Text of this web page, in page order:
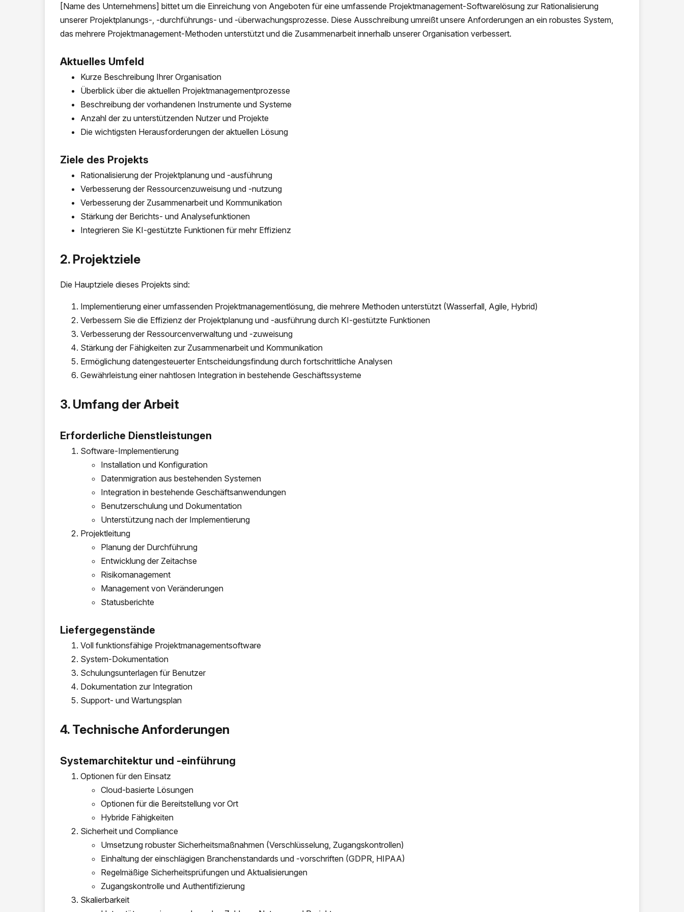
[Name des Unternehmens] bittet um die Einreichung von Angeboten für eine umfassende Projektmanagement-Softwarelösung zur Rationalisierung
unserer Projektplanungs-, -durchführungs- und -überwachungsprozesse. Diese Ausschreibung umreißt unsere Anforderungen an ein robustes System,
das mehrere Projektmanagement-Methoden unterstützt und die Zusammenarbeit innerhalb unserer Organisation verbessert.
Aktuelles Umfeld
Kurze Beschreibung Ihrer Organisation
Überblick über die aktuellen Projektmanagementprozesse
Beschreibung der vorhandenen Instrumente und Systeme
Anzahl der zu unterstützenden Nutzer und Projekte
Die wichtigsten Herausforderungen der aktuellen Lösung
Ziele des Projekts
Rationalisierung der Projektplanung und -ausführung
Verbesserung der Ressourcenzuweisung und -nutzung
Verbesserung der Zusammenarbeit und Kommunikation
Stärkung der Berichts- und Analysefunktionen
Integrieren Sie KI-gestützte Funktionen für mehr Effizienz
2. Projektziele
Die Hauptziele dieses Projekts sind:
Implementierung einer umfassenden Projektmanagementlösung, die mehrere Methoden unterstützt (Wasserfall, Agile, Hybrid)
Verbessern Sie die Effizienz der Projektplanung und -ausführung durch KI-gestützte Funktionen
Verbesserung der Ressourcenverwaltung und -zuweisung
Stärkung der Fähigkeiten zur Zusammenarbeit und Kommunikation
Ermöglichung datengesteuerter Entscheidungsfindung durch fortschrittliche Analysen
Gewährleistung einer nahtlosen Integration in bestehende Geschäftssysteme
3. Umfang der Arbeit
Erforderliche Dienstleistungen
Software-Implementierung
Installation und Konfiguration
Datenmigration aus bestehenden Systemen
Integration in bestehende Geschäftsanwendungen
Benutzerschulung und Dokumentation
Unterstützung nach der Implementierung
Projektleitung
Planung der Durchführung
Entwicklung der Zeitachse
Risikomanagement
Management von Veränderungen
Statusberichte
Liefergegenstände
Voll funktionsfähige Projektmanagementsoftware
System-Dokumentation
Schulungsunterlagen für Benutzer
Dokumentation zur Integration
Support- und Wartungsplan
4. Technische Anforderungen
Systemarchitektur und -einführung
Optionen für den Einsatz
Cloud-basierte Lösungen
Optionen für die Bereitstellung vor Ort
Hybride Fähigkeiten
Sicherheit und Compliance
Umsetzung robuster Sicherheitsmaßnahmen (Verschlüsselung, Zugangskontrollen)
Einhaltung der einschlägigen Branchenstandards und -vorschriften (GDPR, HIPAA)
Regelmäßige Sicherheitsprüfungen und Aktualisierungen
Zugangskontrolle und Authentifizierung
Skalierbarkeit